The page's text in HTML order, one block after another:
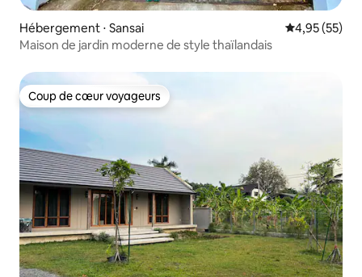
Hébergement ⋅ Sansai Évaluation
4,95 (55)
Maison de jardin moderne de style thaïlandais
Coup de cœur voyageurs
Coup de cœur voyageurs